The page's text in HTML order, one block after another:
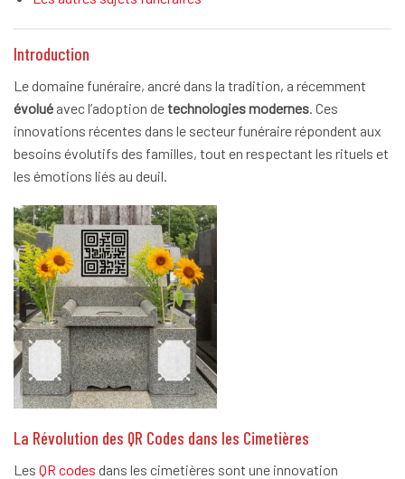
Introduction
Le domaine funéraire, ancré dans la tradition, a récemment
évolué avec l’adoption detechnologies modernes . Ces
innovations récentes dans le secteur funéraire répondent aux
besoins évolutifs des familles, tout en respectant les rituels et
les émotions liés au deuil.
La Révolution des QR Codes dans les Cimetières
Les QR codes dans les cimetières sont une innovation